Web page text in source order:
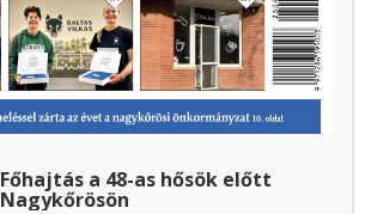
Főhajtás a 48-as hősök előtt
Nagykőrösön